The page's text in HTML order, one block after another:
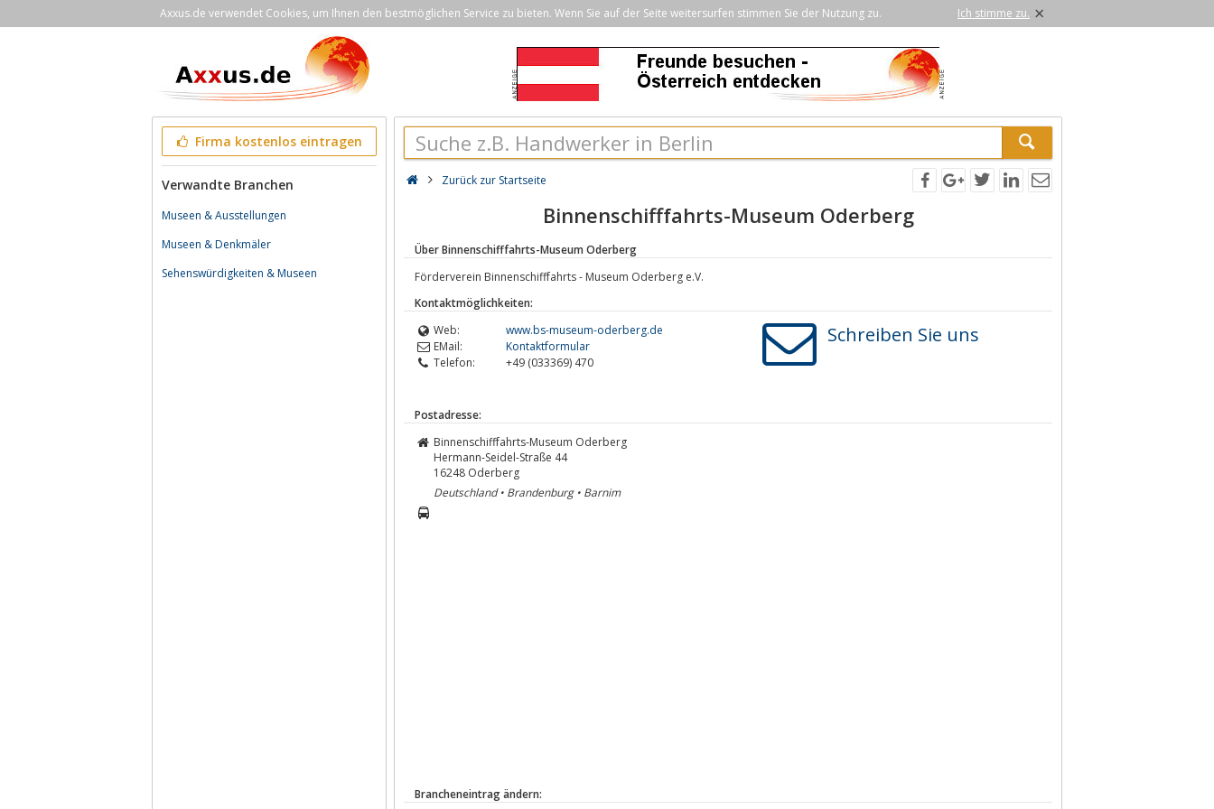
Axxus.de verwendet Cookies, um Ihnen den bestmöglichen Service zu bieten. Wenn Sie auf der Seite weitersurfen stimmen Sie der Nutzung zu. Ich stimme zu. ×
Firma kostenlos eintragen
Verwandte Branchen
Museen & Ausstellungen
Museen & Denkmäler
Sehenswürdigkeiten & Museen
Zurück zur Startseite
Binnenschifffahrts-Museum Oderberg
Über Binnenschifffahrts-Museum Oderberg
Förderverein Binnenschifffahrts - Museum Oderberg e.V.
Kontaktmöglichkeiten:
Web:
www.bs-museum-oderberg.de
EMail:
Kontaktformular
Telefon:
+49 (033369) 470
Schreiben Sie uns
Postadresse:
Binnenschifffahrts-Museum Oderberg
Hermann-Seidel-Straße 44
16248 Oderberg
Deutschland • Brandenburg • Barnim
Brancheneintrag ändern: